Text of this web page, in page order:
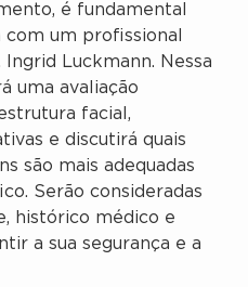
é fundamental
um profissional
Luckmann. Nessa
uma avaliação
facial,
e discutirá quais
são mais adequadas
Serão consideradas
histórico médico e
a sua segurança e a